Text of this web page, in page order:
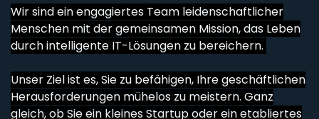
Wir sind ein engagiertes Team leidenschaftlicher
Menschen mit der gemeinsamen Mission, das Leben
durch intelligente IT-Lösungen zu bereichern.
Unser Ziel ist es, Sie zu befähigen, Ihre geschäftlichen
Herausforderungen mühelos zu meistern. Ganz
gleich, ob Sie ein kleines Startup oder ein etabliertes